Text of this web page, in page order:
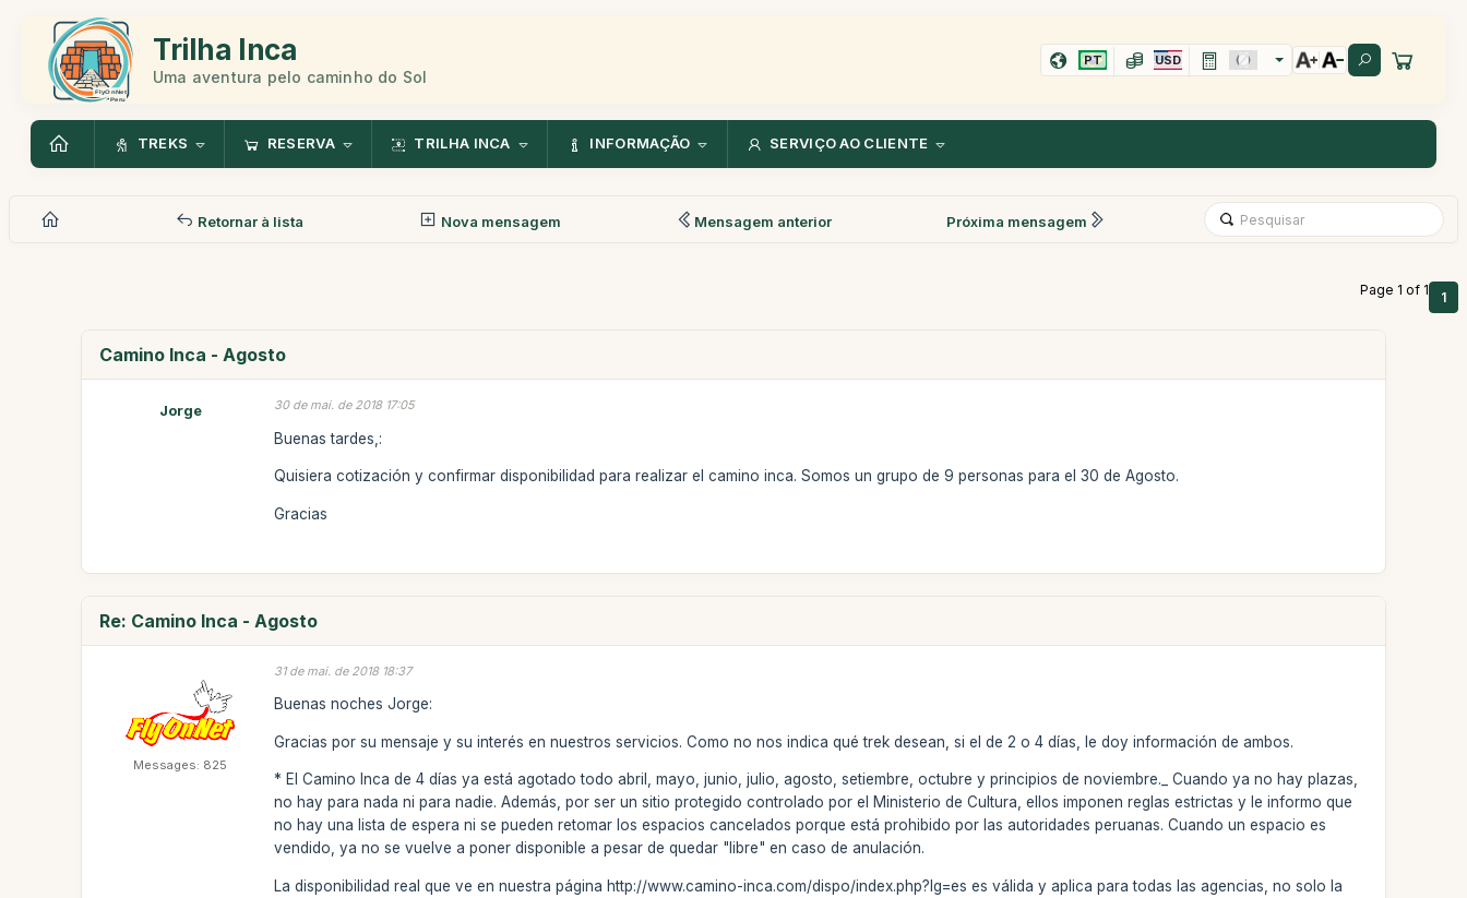
Trilha Inca
Uma aventura pelo caminho do Sol
PT USD
TREKS RESERVA TRILHA INCA INFORMAÇÃO SERVIÇO AO CLIENTE
Retornar à lista Nova mensagem Mensagem anterior Próxima mensagem
Page 1 of 1 1
Camino Inca - Agosto
Jorge 30 de mai. de 2018 17:05
Buenas tardes,:
Quisiera cotización y confirmar disponibilidad para realizar el camino inca. Somos un grupo de 9 personas para el 30 de Agosto.
Gracias
Re: Camino Inca - Agosto
Messages: 825
31 de mai. de 2018 18:37
Buenas noches Jorge:
Gracias por su mensaje y su interés en nuestros servicios. Como no nos indica qué trek desean, si el de 2 o 4 días, le doy información de ambos.
* El Camino Inca de 4 días ya está agotado todo abril, mayo, junio, julio, agosto, setiembre, octubre y principios de noviembre._ Cuando ya no hay plazas,
no hay para nada ni para nadie. Además, por ser un sitio protegido controlado por el Ministerio de Cultura, ellos imponen reglas estrictas y le informo que
no hay una lista de espera ni se pueden retomar los espacios cancelados porque está prohibido por las autoridades peruanas. Cuando un espacio es
vendido, ya no se vuelve a poner disponible a pesar de quedar "libre" en caso de anulación.
La disponibilidad real que ve en nuestra página http://www.camino-inca.com/dispo/index.php?lg=es es válida y aplica para todas las agencias, no solo la